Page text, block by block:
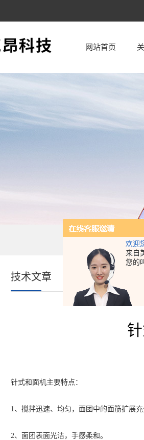
欢迎
来自
您的
网站首页
技术文章
针式和面机主要特点：
1、搅拌迅速、均匀，面团中的面筋扩展充
2、面团表面光洁，手感柔和。